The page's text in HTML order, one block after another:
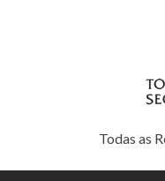
Todas as